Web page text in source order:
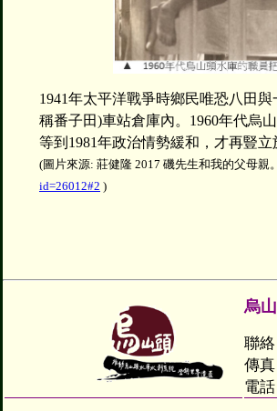
1941年太平洋戰爭時鄉民唯恐八田
稱番子田)車站倉庫內。1960年代烏
等到1981年政治情勢緩和，才再豎立
(圖片來源: 莊健隆 2017 磯先生和我的父母親
id=26012#2 )
烏
聯絡
傳真
電話